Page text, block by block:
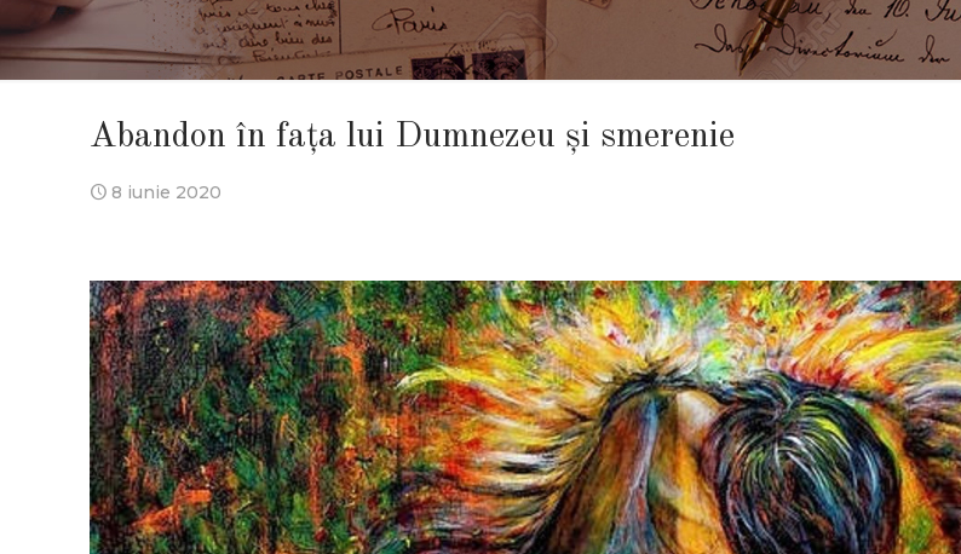
Abandon în faţa lui Dumnezeu şi smerenie
8 iunie 2020